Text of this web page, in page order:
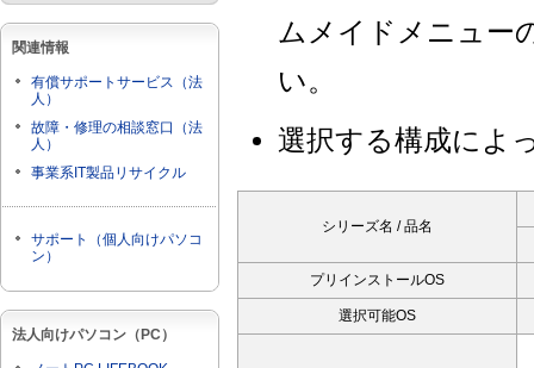
関連情報
有償サポートサービス（法
人）
故障・修理の相談窓口（法
人）
事業系IT製品リサイクル
サポート（個人向けパソコ
ン）
法人向けパソコン（PC）
ムメイドメニュー
い。
選択する構成によ
シリーズ名 / 品名
プリインストールOS
選択可能OS